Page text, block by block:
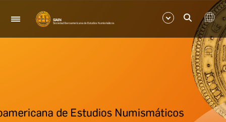
Navegació